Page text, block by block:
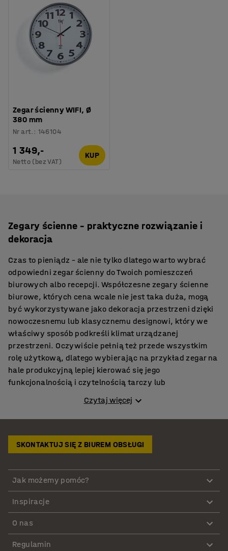
Zegar ścienny WIFI, Ø
380 mm
Nr art. : 146104
1 349,-
Netto (bez VAT)
KUP
Zegary ścienne – praktyczne rozwiązanie i
dekoracja
Czas to pieniądz – ale nie tylko dlatego warto wybrać
odpowiedni zegar ścienny do Twoich pomieszczeń
biurowych albo recepcji. Współczesne zegary ścienne
biurowe, których cena wcale nie jest taka duża, mogą
być wykorzystywane jako dekoracja przestrzeni dzięki
nowoczesnemu lub klasycznemu designowi, który we
właściwy sposób podkreśli klimat urządzanej
przestrzeni. Oczywiście pełnią też przede wszystkim
rolę użytkową, dlatego wybierając na przykład zegar na
hale produkcyjną lepiej kierować się jego
funkcjonalnością i czytelnością tarczy lub
czynniki takie jak wygląd czy cena stawiając na drugim
miejscu.
Zegar ścienny elektroniczny jako narzędzie organizacji
pracy
służy zwiększeniu produktywności pracowników i
poczuciu jego dobrego wykorzystania. Zegar
elektroniczny ścienny z dobrze widocznymi
wskazówkami pozwoli każdemu pracownikowi
zapanować nad mijającym czasem i dostosować do
niego swoje obowiązki. W ofercie sklepu internetowego
Czytaj więcej
SKONTAKTUJ SIĘ Z BIUREM OBSŁUGI
Jak możemy pomóc?
Inspiracje
O nas
Regulamin